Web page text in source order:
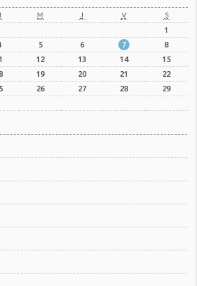
M J V S
1
5 6 7
8
12 13 14
15
19 20 21
22
26 27 28
29